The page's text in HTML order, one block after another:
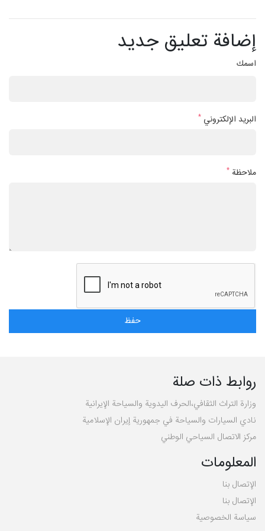
إضافة تعليق جديد
اسمك
البريد الإلكتروني *
ملاحظة *
روابط ذات صلة
وزارة التراث الثقافي،الحرف اليدوية والسياحة الإيرانية
نادي السيارات والسياحة في جمهورية إيران الإسلامية
مركز الاتصال السياحي الوطني
المعلومات
الإتصال بنا
الإتصال بنا
سیاسة الخصوصية